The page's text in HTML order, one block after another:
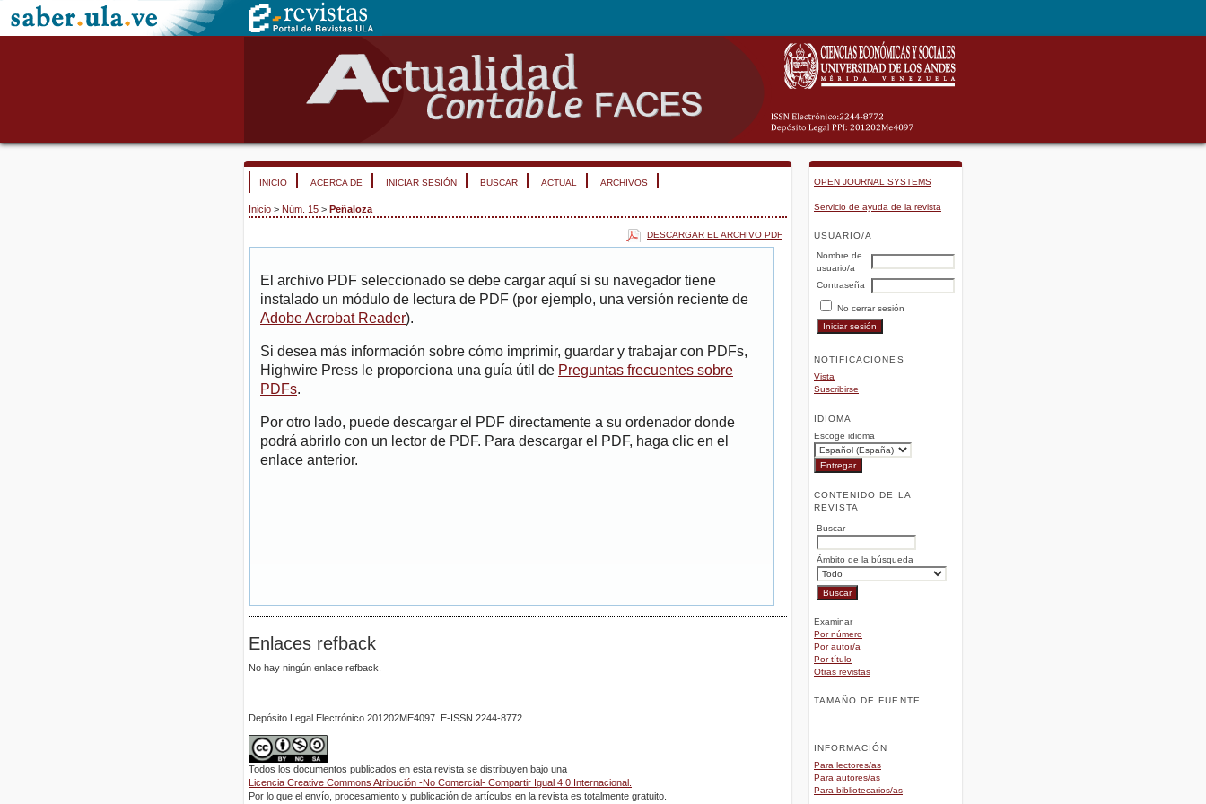
OPEN JOURNAL SYSTEMS
Servicio de ayuda de la revista
USUARIO/A
Nombre de
usuario/a
Contraseña
No cerrar sesión
NOTIFICACIONES
Vista
Suscribirse
IDIOMA
Escoge idioma
CONTENIDO DE LA
REVISTA
Buscar
Ámbito de la búsqueda
Examinar
Por número
Por autor/a
Por título
Otras revistas
TAMAÑO DE FUENTE
INFORMACIÓN
Para lectores/as
Para autores/as
Para bibliotecarios/as
INICIO ACERCA DE INICIAR SESIÓN BUSCAR ACTUAL ARCHIVOS
Inicio > Núm. 15 > Peñaloza
DESCARGAR EL ARCHIVO PDF
El archivo PDF seleccionado se debe cargar aquí si su navegador tiene
instalado un módulo de lectura de PDF (por ejemplo, una versión reciente de
Adobe Acrobat Reader).
Si desea más información sobre cómo imprimir, guardar y trabajar con PDFs,
Highwire Press le proporciona una guía útil de Preguntas frecuentes sobre
PDFs.
Por otro lado, puede descargar el PDF directamente a su ordenador donde
podrá abrirlo con un lector de PDF. Para descargar el PDF, haga clic en el
enlace anterior.
Enlaces refback
No hay ningún enlace refback.
Depósito Legal Electrónico 201202ME4097 E-ISSN 2244-8772
Todos los documentos publicados en esta revista se distribuyen bajo una
Licencia Creative Commons Atribución -No Comercial- Compartir Igual 4.0 Internacional.
Por lo que el envío, procesamiento y publicación de artículos en la revista es totalmente gratuito.